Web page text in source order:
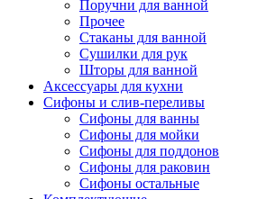
Поручни для ванной
Прочее
Стаканы для ванной
Сушилки для рук
Шторы для ванной
Аксессуары для кухни
Сифоны и слив-переливы
Сифоны для ванны
Сифоны для мойки
Сифоны для поддонов
Сифоны для раковин
Сифоны остальные